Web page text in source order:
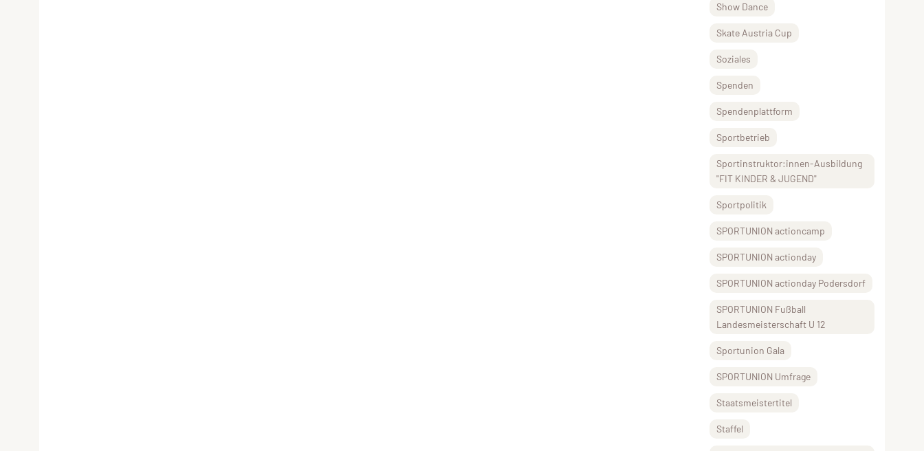
Show Dance
Skate Austria Cup
Soziales
Spenden
Spendenplattform
Sportbetrieb
Sportinstruktor:innen-Ausbildung
"FIT KINDER & JUGEND"
Sportpolitik
SPORTUNION actioncamp
SPORTUNION actionday
SPORTUNION actionday Podersdorf
SPORTUNION Fußball
Landesmeisterschaft U 12
Sportunion Gala
SPORTUNION Umfrage
Staatsmeistertitel
Staffel